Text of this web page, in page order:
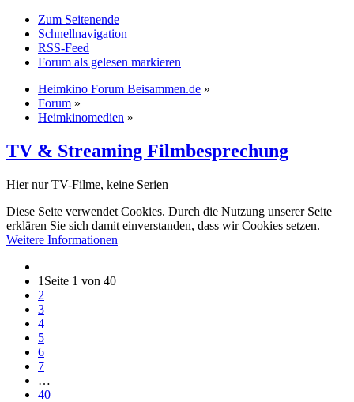
Zum Seitenende
Schnellnavigation
RSS-Feed
Forum als gelesen markieren
Heimkino Forum Beisammen.de »
Forum »
Heimkinomedien »
TV & Streaming Filmbesprechung
Hier nur TV-Filme, keine Serien
Diese Seite verwendet Cookies. Durch die Nutzung unserer Seite
erklären Sie sich damit einverstanden, dass wir Cookies setzen.
Weitere Informationen
1 Seite 1 von 40
2
3
4
5
6
7
…
40